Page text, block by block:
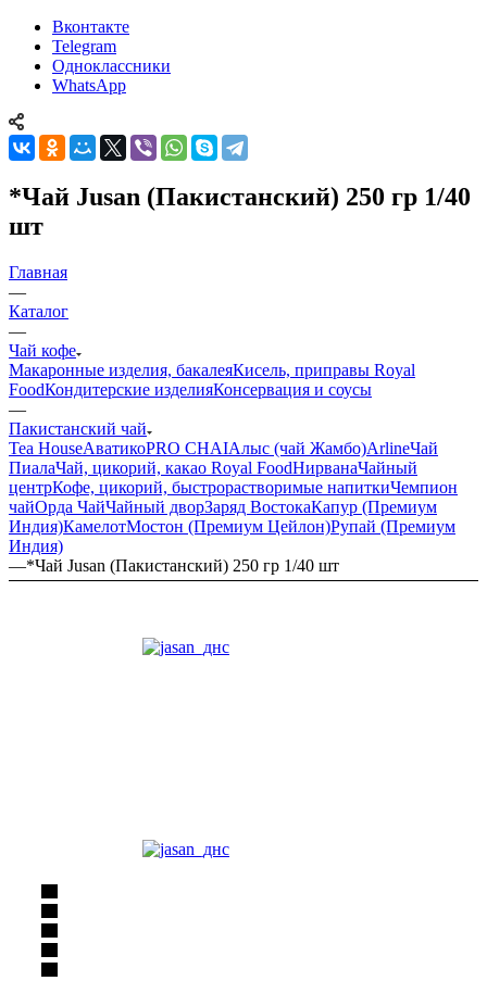
Вконтакте
Telegram
Одноклассники
WhatsApp
*Чай Jusan (Пакистанский) 250 гр 1/40
шт
Главная
—
Каталог
—
Чай кофе
Макаронные изделия, бакалеяКисель, приправы Royal
FoodКондитерские изделияКонсервация и соусы
—
Пакистанский чай
Tea HouseАватикоPRO CHAIАлыс (чай Жамбо)ArlineЧай
ПиалаЧай, цикорий, какао Royal FoodНирванаЧайный
центрКофе, цикорий, быстрорастворимые напиткиЧемпион
чайОрда ЧайЧайный дворЗаряд ВостокаКапур (Премиум
Индия)КамелотМостон (Премиум Цейлон)Рупай (Премиум
Индия)
—*Чай Jusan (Пакистанский) 250 гр 1/40 шт